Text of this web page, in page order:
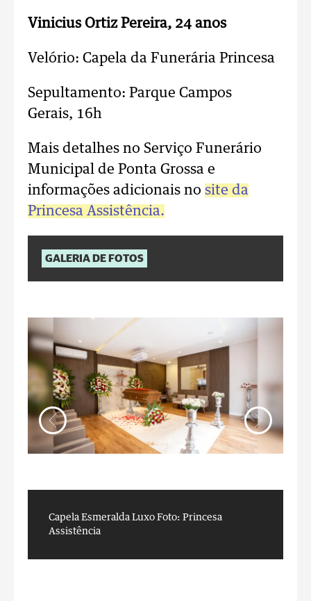
Vinicius Ortiz Pereira, 24 anos
Velório: Capela da Funerária Princesa
Sepultamento: Parque Campos
Gerais, 16h
Mais detalhes no Serviço Funerário
Municipal de Ponta Grossa e
informações adicionais no site da
Princesa Assistência.
GALERIA DE FOTOS
Capela Esmeralda Luxo Foto: Princesa
Assistência